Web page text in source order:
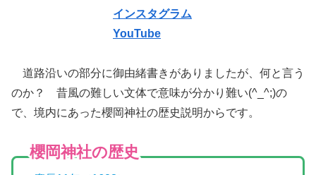
インスタグラム
YouTube
道路沿いの部分に御由緒書きがありましたが、何と言う
のか？ 昔風の難しい文体で意味が分かり難い(^_^;)の
で、境内にあった櫻岡神社の歴史説明からです。
櫻岡神社の歴史